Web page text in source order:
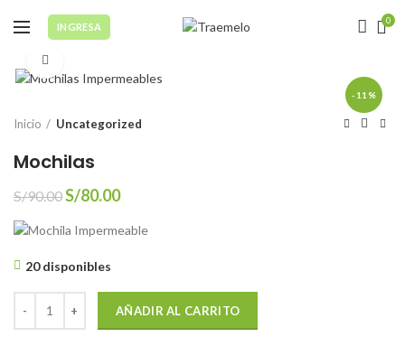
INGRESA
0
-11%
Inicio Uncategorized
Mochilas
S/90.00El
original
S/90.00.
S/80.00El
actual
20 disponibles
AÑADIR AL CARRITO